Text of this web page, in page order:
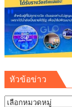
หัวข้อข่าว
หัวข้อ